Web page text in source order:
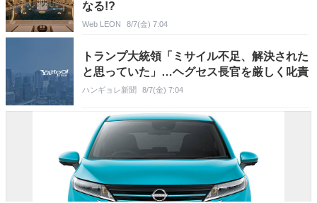
なる!?
Web LEON 8/7(金) 7:04
トランプ大統領「ミサイル不足、解決された
と思っていた」…ヘグセス長官を厳しく叱責
ハンギョレ新聞 8/7(金) 7:04